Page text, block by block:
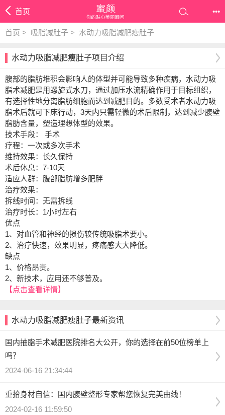
首页 •••
首页 > 吸脂减肚子 > 水动力吸脂减肥瘦肚子
水动力吸脂减肥瘦肚子项目介绍
腹部的脂肪堆积会影响人的体型并可能导致多种疾病，水动力吸
脂术减肥是用螺旋式水刀，通过加压水流精确作用于目标组织，
有选择性地分离脂肪细胞而达到减肥目的。多数受术者水动力吸
脂术后就可下床行动，3天内只需轻微的术后限制，达到减少腹壁
脂肪含量，塑造理想体型的效果。
技术手段： 手术
疗程：一次或多次手术
维持效果：长久保持
术后休息：7-10天
适应人群：腹部脂肪增多肥胖
治疗效果：
拆线时间：无需拆线
治疗时长：1小时左右
优点
1、对血管和神经的损伤较传统吸脂术要小。
2、治疗快速，效果明显，疼痛感大大降低。
缺点
1、价格昂贵。
2、新技术，应用还不够普及。
【点击查看详情】
水动力吸脂减肥瘦肚子最新资讯
国内抽脂手术减肥医院排名大公开，你的选择在前50位榜单上
吗？
2024-06-16 21:34:44
重拾身材自信：国内腹壁整形专家帮您恢复完美曲线！
2024-02-16 11:59:50